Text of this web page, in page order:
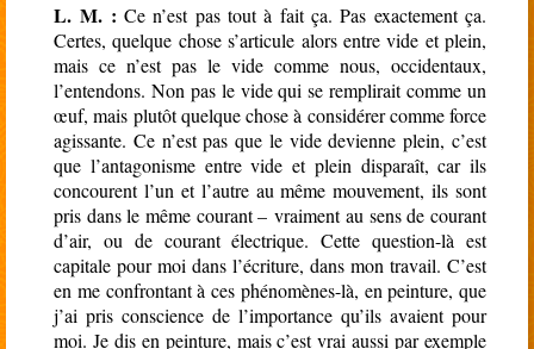
L. M. : Ce n’est pas tout à fait ça. Pas exactement ça.
Certes, quelque chose s’articule alors entre vide et plein,
mais ce n’est pas le vide comme nous, occidentaux,
l’entendons. Non pas le vide qui se remplirait comme un
œuf, mais plutôt quelque chose à considérer comme force
agissante. Ce n’est pas que le vide devienne plein, c’est
que l’antagonisme entre vide et plein disparaît, car ils
concourent l’un et l’autre au même mouvement, ils sont
pris dans le même courant – vraiment au sens de courant
d’air, ou de courant électrique. Cette question-là est
capitale pour moi dans l’écriture, dans mon travail. C’est
en me confrontant à ces phénomènes-là, en peinture, que
j’ai pris conscience de l’importance qu’ils avaient pour
moi. Je dis en peinture, mais c’est vrai aussi par exemple